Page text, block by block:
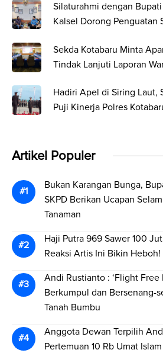
Silaturahmi dengan Bupati
Kalsel Dorong Penguatan
Sekda Kotabaru Minta
Tindak Lanjuti Laporan
Hadiri Apel di Siring Laut,
Puji Kinerja Polres
Artikel Populer
Bukan Karangan Bunga,
SKPD Berikan Ucapan
Tanaman
Haji Putra 969 Sawer 100
Reaksi Artis Ini Bikin Heboh!
Andi Rustianto : ‘Flight Free
Berkumpul dan Bersenang-
Tanah Bumbu
Anggota Dewan Terpilih
Pertemuan 10 Rb Umat